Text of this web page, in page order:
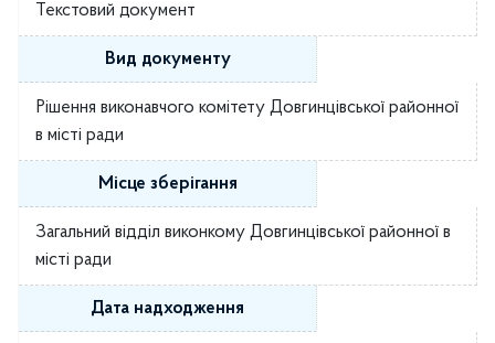
Текстовий документ
Вид документу
Рішення виконавчого комітету Довгинцівської районної
в місті ради
Місце зберігання
Загальний відділ виконкому Довгинцівської районної в
місті ради
Дата надходження